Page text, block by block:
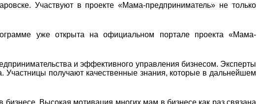
Участвуют в проекте «Мама-предприниматель» не только
уже открыта на официальном портале проекта «Мама-
и эффективного управления бизнесом. Эксперты
Участницы получают качественные знания, которые в дальнейшем
Высокая мотивация многих мам в бизнесе как раз связана